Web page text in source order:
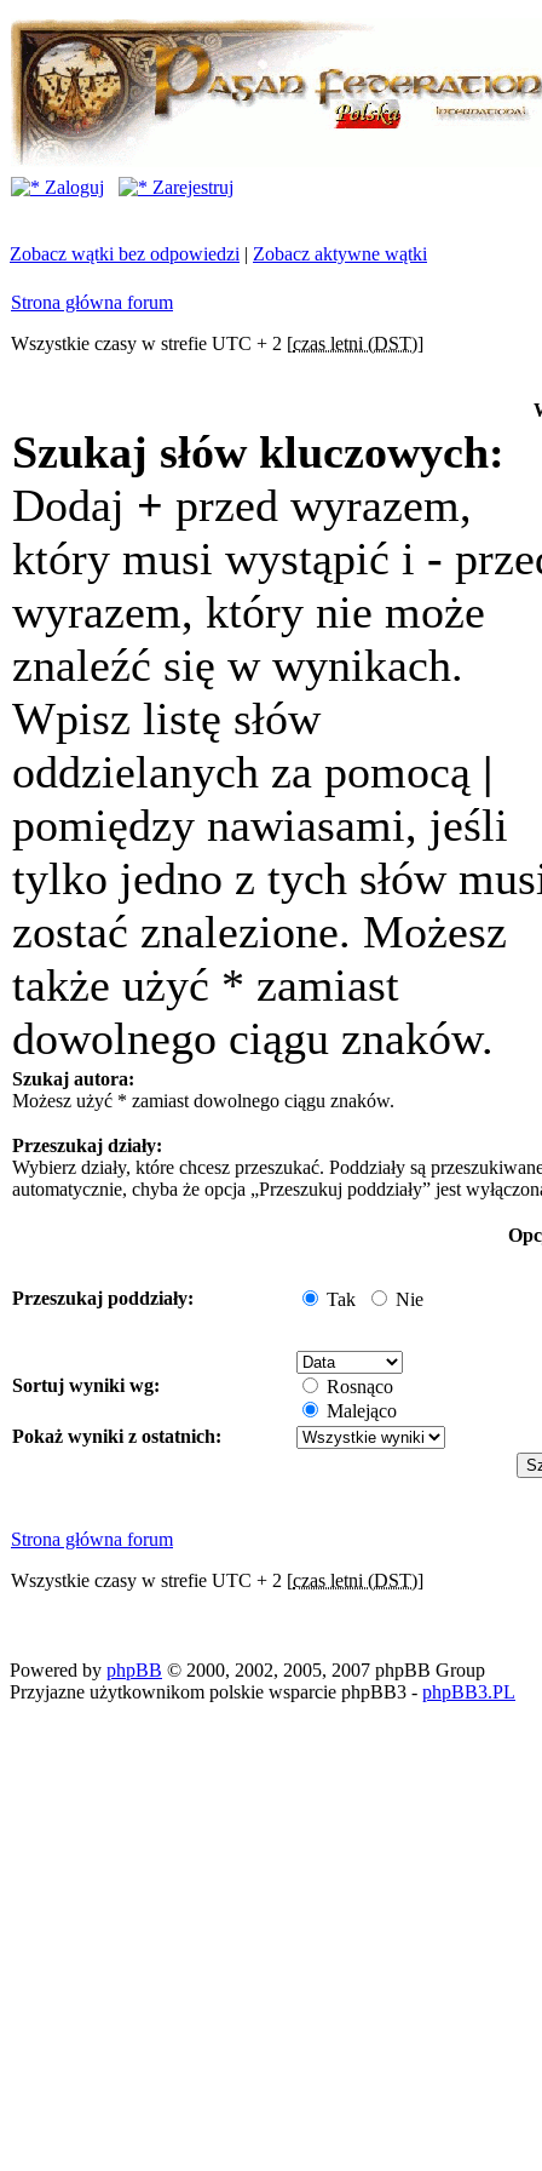
Zaloguj Zarejestruj
Zobacz wątki bez odpowiedzi | Zobacz aktywne wątki
Strona główna forum
Wszystkie czasy w strefie UTC + 2 [czas letni (DST)]
Szukaj słów kluczowych:
Dodaj + przed wyrazem,
który musi wystąpić i -
wyrazem, który nie może
znaleźć się w wynikach.
Wpisz listę słów
oddzielanych za pomocą |
pomiędzy nawiasami, jeśli
tylko jedno z tych słów
zostać znalezione. Możesz
także użyć * zamiast
dowolnego ciągu znaków.
Szukaj autora:
Możesz użyć * zamiast dowolnego ciągu znaków.
Przeszukaj działy:
Wybierz działy, które chcesz przeszukać. Poddziały są
automatycznie, chyba że opcja „Przeszukuj poddziały” jest
Przeszukaj poddziały: Tak Nie
Sortuj wyniki wg:
Rosnąco
Malejąco
Pokaż wyniki z ostatnich:
Strona główna forum
Wszystkie czasy w strefie UTC + 2 [czas letni (DST)]
Powered by phpBB © 2000, 2002, 2005, 2007 phpBB Group
Przyjazne użytkownikom polskie wsparcie phpBB3 - phpBB3.PL